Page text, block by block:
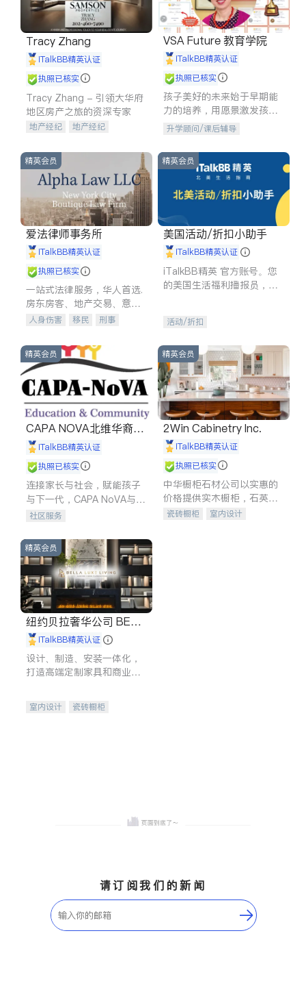
Tracy Zhang
iTalkBB精英认证
执照已核实
Tracy Zhang - 引领大华府
地区房产之旅的资深专家
地产经纪
地产经纪
商铺租售
VSA Future 教育学院
iTalkBB精英认证
执照已核实
孩子美好的未来始于早期能
力的培养，用愿景激发孩子
的学习潜力和动力。理念：
拥有成长型心态是成功的基
石。
升学顾问/课后辅导
精英会员
爱法律师事务所
iTalkBB精英认证
执照已核实
一站式法律服务，华人首选.
房东房客、地产交易、意外
伤害、车祸重伤、商业诉
建筑合同、刑事案件全包办
人身伤害 移民
刑事
信托/遗嘱
商业
索赔
律师-其它 保释
精英会员
美国活动/折扣小助手
iTalkBB精英认证
iTalkBB精英 官方账号。您
的美国生活福利播报员，精
专属福利。
活动/折扣
精英会员
CAPA NOVA北维华裔家
长会iTalkBB精英认证
执照已核实
连接家长与社会，赋能孩子
与下一代，CAPA NoVA与您
携手建设包容、公平、充满
社区服务
精英会员
2Win Cabinetry Inc.
iTalkBB精英认证
执照已核实
中华橱柜石材公司以实惠的
价格提供实木橱柜，石英石
台面，多种优质不锈钢水
瓷砖橱柜
室内设计
精英会员
纽约贝拉奢华公司 BELL
A LUXE
iTalkBB精英认证
设计、制造、安装一体化，
打造高端定制家具和商业空
室内设计
瓷砖橱柜
请订阅我们的新闻